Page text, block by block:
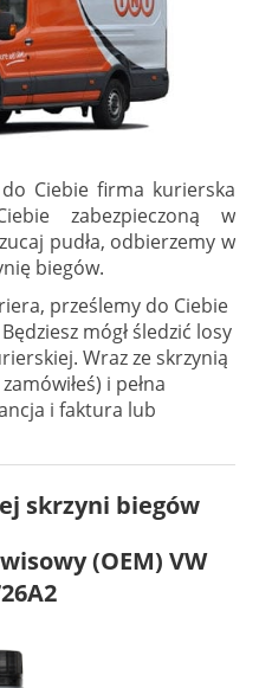
Ciebie firma kurierska
zabezpieczoną w
pudła, odbierzemy w
biegów.
prześlemy do Ciebie
mógł śledzić losy
Wraz ze skrzynią
i pełna
i faktura lub
skrzyni biegów
(OEM) VW